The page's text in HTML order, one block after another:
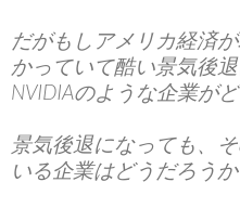
だがもしアメリカ経済
かっていて酷い景気後
NVIDIAのような企業が
景気後退になっても、
いる企業はどうだろう